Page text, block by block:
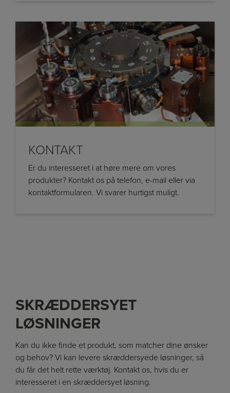
KONTAKT
Er du interesseret i at høre mere om vores
produkter? Kontakt os på telefon, e-mail eller via
kontaktformularen. Vi svarer hurtigst muligt.
SKRÆDDERSYET
LØSNINGER
Kan du ikke finde et produkt, som matcher dine ønsker
og behov? Vi kan levere skræddersyede løsninger, så
du får det helt rette værktøj. Kontakt os, hvis du er
interesseret i en skræddersyet løsning.